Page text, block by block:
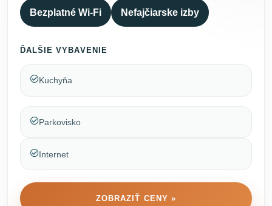
Bezplatné Wi-Fi Nefajčiarske izby
ĎALŠIE VYBAVENIE
Kuchyňa
Parkovisko
Internet
ZOBRAZIŤ CENY »